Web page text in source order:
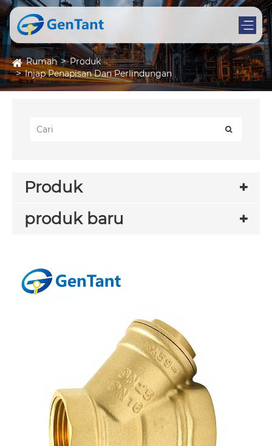
Rumah
Produk
Injap Penapisan Dan Perlindungan
Produk
produk baru